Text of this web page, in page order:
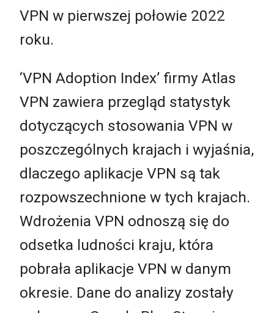
VPN w pierwszej połowie 2022
roku.
‘VPN Adoption Index’ firmy Atlas
VPN zawiera przegląd statystyk
dotyczących stosowania VPN w
poszczególnych krajach i wyjaśnia,
dlaczego aplikacje VPN są tak
rozpowszechnione w tych krajach.
Wdrożenia VPN odnoszą się do
odsetka ludności kraju, która
pobrała aplikacje VPN w danym
okresie. Dane do analizy zostały